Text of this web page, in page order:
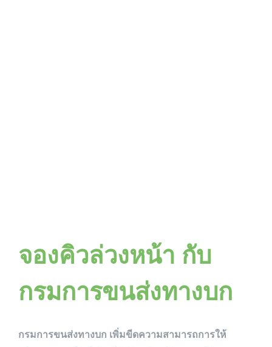
จองคิวล่วงหน้า กับ
กรมการขนส่งทางบก
กรมการขนส่งทางบก เพิ่มขีดความสามารถการให้